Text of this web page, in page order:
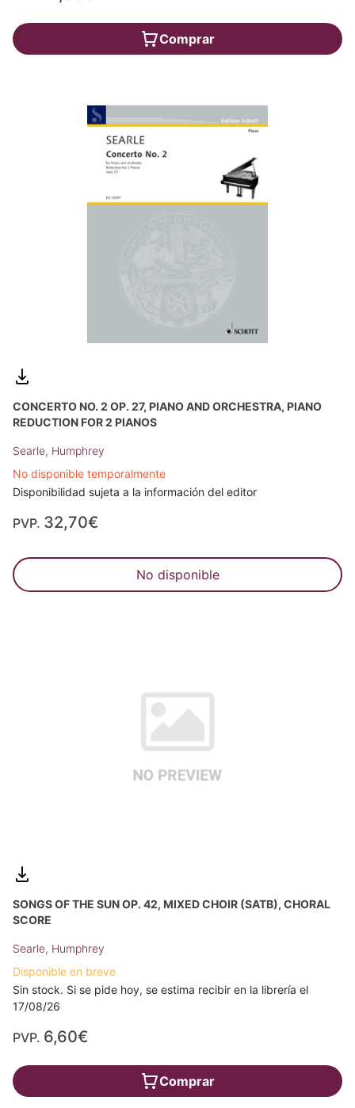
Comprar
CONCERTO NO. 2 OP. 27, PIANO AND ORCHESTRA, PIANO
REDUCTION FOR 2 PIANOS
Searle, Humphrey
No disponible temporalmente
Disponibilidad sujeta a la información del editor
PVP. 32,70€
No disponible
SONGS OF THE SUN OP. 42, MIXED CHOIR (SATB), CHORAL
SCORE
Searle, Humphrey
Disponible en breve
Sin stock. Si se pide hoy, se estima recibir en la librería el
17/08/26
PVP. 6,60€
Comprar